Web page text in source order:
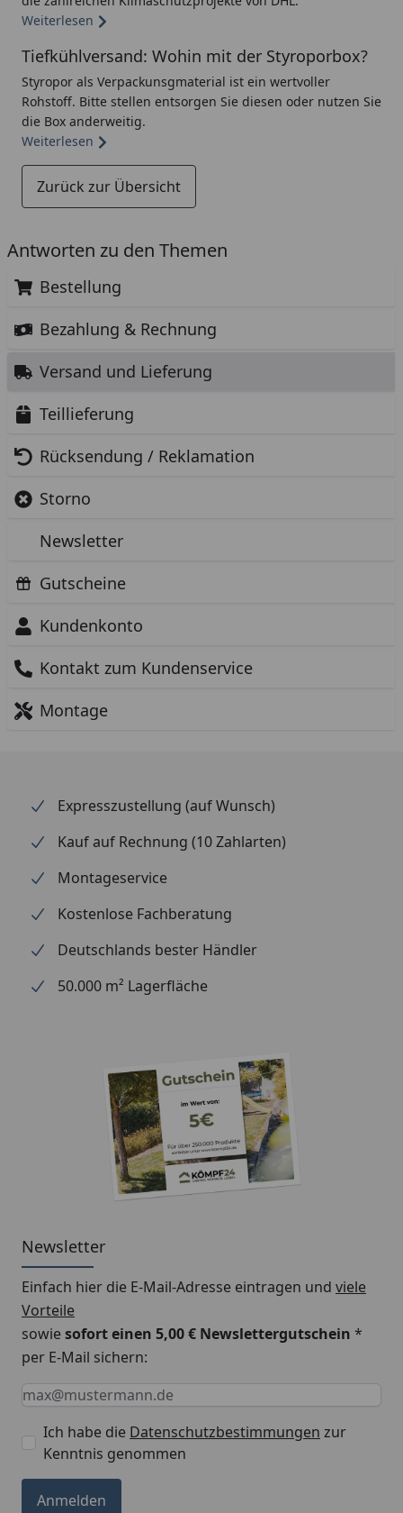
Antworten zu den Themen
Bestellung
Bezahlung & Rechnung
Versand und Lieferung
Teillieferung
Rücksendung / Reklamation
Storno
Newsletter
Gutscheine
Kundenkonto
Kontakt zum Kundenservice
Montage
Weiterlesen
Tiefkühlversand: Wohin mit der Styroporbox?
Styropor als Verpackunsgmaterial ist ein wertvoller
Rohstoff. Bitte stellen entsorgen Sie diesen oder nutzen Sie
die Box anderweitig.
Weiterlesen
Zurück zur Übersicht
Expresszustellung (auf Wunsch)
Kauf auf Rechnung (10 Zahlarten)
Montageservice
Kostenlose Fachberatung
Deutschlands bester Händler
50.000 m² Lagerfläche
Newsletter
Einfach hier die E-Mail-Adresse eintragen und viele
Vorteile
sowiesofort einen 5,00 € Newslettergutschein *
per E-Mail sichern:
Keine Eingabe erforderlich
Eingabe erforderlich
E-Mail *
Ich habe die Datenschutzbestimmungen zur
Kenntnis genommen
Anmelden